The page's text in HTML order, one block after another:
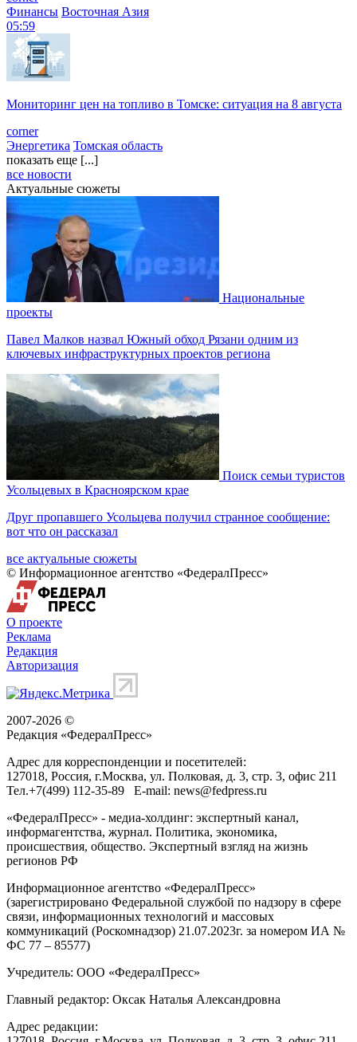
Финансы Восточная Азия
05:59
Мониторинг цен на топливо в Томске: ситуация на 8 августа
corner
Энергетика Томская область
показать еще [...]
все новости
Актуальные сюжеты
Национальные
проекты
Павел Малков назвал Южный обход Рязани одним из
ключевых инфраструктурных проектов региона
Поиск семьи туристов
Усольцевых в Красноярском крае
Друг пропавшего Усольцева получил странное сообщение:
вот что он рассказал
все актуальные сюжеты
© Информационное агентство «ФедералПресс»
О проекте
Реклама
Редакция
Авторизация
2007-2026 ©
Редакция «ФедералПресс»
Адрес для корреспонденции и посетителей:
127018, Россия, г.Москва, ул. Полковая, д. 3, стр. 3, офис 211
Тел.+7(499) 112-35-89 E-mail: news@fedpress.ru
«ФедералПресс» - медиа-холдинг: экспертный канал,
информагентства, журнал. Политика, экономика,
происшествия, общество. Экспертный взгляд на жизнь
регионов РФ
Информационное агентство «ФедералПресс»
(зарегистрировано Федеральной службой по надзору в сфере
связи, информационных технологий и массовых
коммуникаций (Роскомнадзор) 21.07.2023г. за номером ИА №
ФС 77 – 85577)
Учредитель: ООО «ФедералПресс»
Главный редактор: Оксак Наталья Александровна
Адрес редакции: